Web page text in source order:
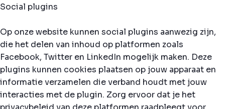
Social plugins
Op onze website kunnen social plugins aanwezig zijn,
die het delen van inhoud op platformen zoals
Facebook, Twitter en LinkedIn mogelijk maken. Deze
plugins kunnen cookies plaatsen op jouw apparaat en
informatie verzamelen die verband houdt met jouw
interacties met de plugin. Zorg ervoor dat je het